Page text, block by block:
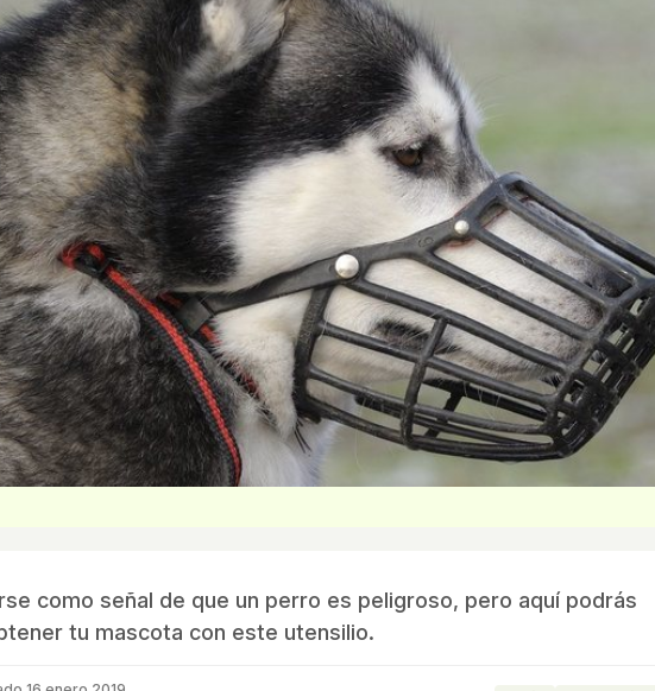
como señal de que un perro es peligroso, pero aquí podrás
tu mascota con este utensilio.